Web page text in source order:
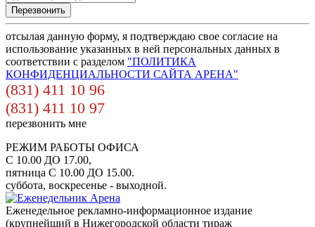
отсылая данную форму, я подтверждаю свое согласие на
использование указанных в ней персональных данных в
соответствии с разделом "ПОЛИТИКА
КОНФИДЕНЦИАЛЬНОСТИ САЙТА АРЕНА"
(831) 411 10 96
(831) 411 10 97
перезвонить мне
РЕЖИМ РАБОТЫ ОФИСА
С 10.00 ДО 17.00,
пятница С 10.00 ДО 15.00.
суббота, воскресенье - выходной.
Еженедельное рекламно-информационное издание
(крупнейший в Нижегородской области тираж